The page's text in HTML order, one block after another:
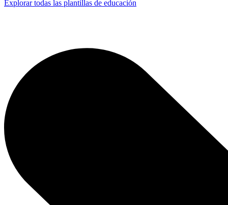
Explorar todas las plantillas de educación